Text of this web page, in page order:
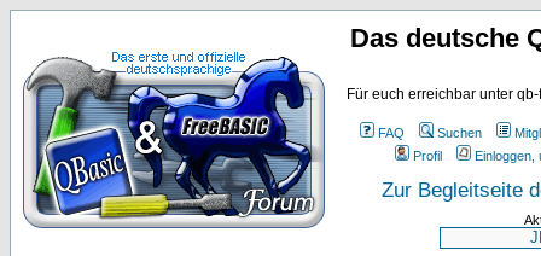
Das deutsche
Für euch erreichbar unter
FAQ Suchen
Profil
Einloggen,
Zur Begleitseite